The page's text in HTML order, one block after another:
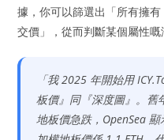
據，你可以篩選出「所有擁
交價」，從而判斷某個屬性嘅
「我 2025 年開始用
板價』同『深度圖』。舊
地板價急跌，OpenSea